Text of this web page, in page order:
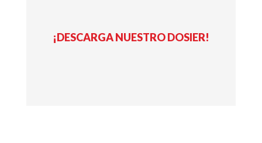
¡DESCARGA NUESTRO DOSIER!